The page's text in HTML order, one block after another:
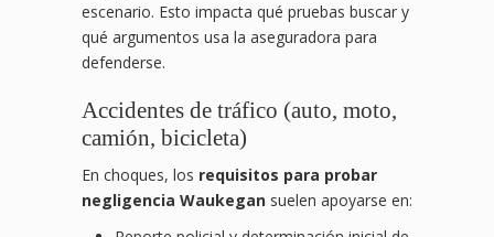
escenario. Esto impacta qué pruebas buscar y
qué argumentos usa la aseguradora para
defenderse.
Accidentes de tráfico (auto, moto,
camión, bicicleta)
En choques, los requisitos para probar
negligencia Waukegan suelen apoyarse en: